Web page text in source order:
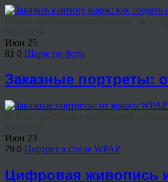
Июн 25
81 0 Шарж по фото
Заказные портреты:
Июн 23
79 0 Портрет в стиле WPAP
Цифровая живопись